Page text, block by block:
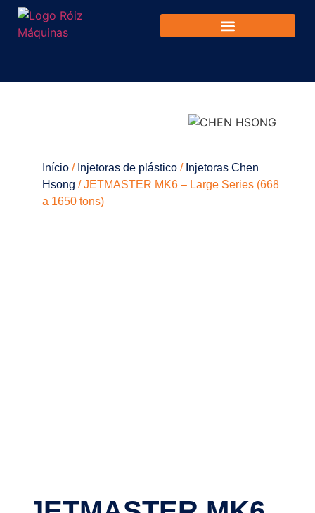
Início / Injetoras de plástico / Injetoras Chen
Hsong / JETMASTER MK6 – Large Series (668
a 1650 tons)